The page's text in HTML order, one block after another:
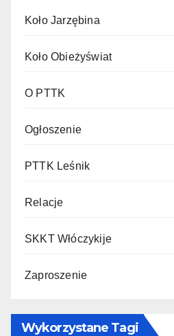
Koło Jarzębina
Koło Obieżyświat
O PTTK
Ogłoszenie
PTTK Leśnik
Relacje
SKKT Włóczykije
Zaproszenie
Wykorzystane Tagi